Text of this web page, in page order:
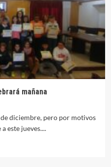
mañana
diciembre, pero por motivos
este jueves....